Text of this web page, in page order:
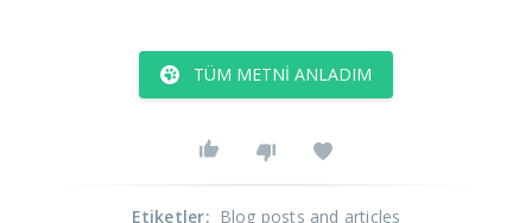
TÜM METNI ANLADIM
Etiketler: Blog posts and articles